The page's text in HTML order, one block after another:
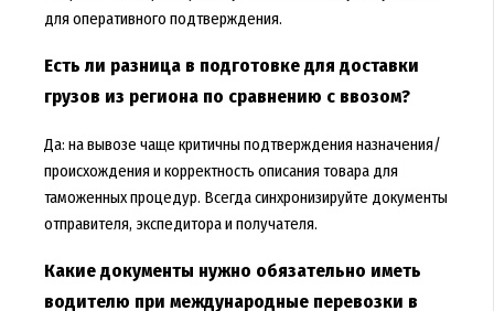
для оперативного подтверждения.
Есть ли разница в подготовке для доставки
грузов из региона по сравнению с ввозом?
Да: на вывозе чаще критичны подтверждения назначения/
происхождения и корректность описания товара для
таможенных процедур. Всегда синхронизируйте документы
отправителя, экспедитора и получателя.
Какие документы нужно обязательно иметь
водителю при международные перевозки в